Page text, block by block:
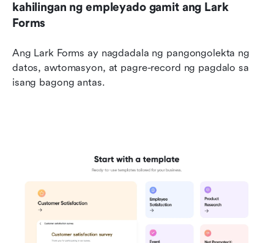
kahilingan ng empleyado gamit ang Lark
Forms
Ang Lark Forms ay nagdadala ng pangongolekta ng
datos, awtomasyon, at pagre-record ng pagdalo sa
isang bagong antas.